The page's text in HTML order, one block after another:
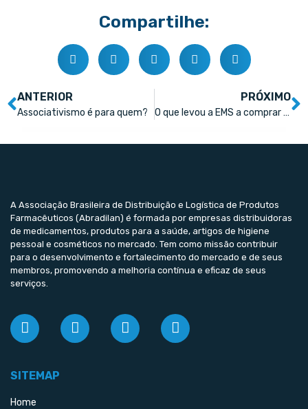
Compartilhe:
ANTERIOR
Associativismo é para quem?
PRÓXIMO
O que levou a EMS a comprar a startup Vitamine-se
A Associação Brasileira de Distribuição e Logística de Produtos
Farmacêuticos (Abradilan) é formada por empresas distribuidoras
de medicamentos, produtos para a saúde, artigos de higiene
pessoal e cosméticos no mercado. Tem como missão contribuir
para o desenvolvimento e fortalecimento do mercado e de seus
membros, promovendo a melhoria contínua e eficaz de seus
serviços.
SITEMAP
Home